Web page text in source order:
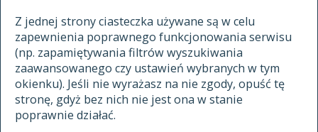
Z jednej strony ciasteczka używane są w celu
zapewnienia poprawnego funkcjonowania serwisu
(np. zapamiętywania filtrów wyszukiwania
zaawansowanego czy ustawień wybranych w tym
okienku). Jeśli nie wyrażasz na nie zgody, opuść tę
stronę, gdyż bez nich nie jest ona w stanie
poprawnie działać.
autorzy tekstów źródłowych
zasady opracowania
statystyki
najnowsze hasła
ostatnio zmodyfikowane hasła
XVII I XVIII WIEKU
znajdź hasła
zaczynające się od